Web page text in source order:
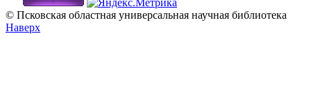
© Псковская областная универсальная научная библиотека
Наверх